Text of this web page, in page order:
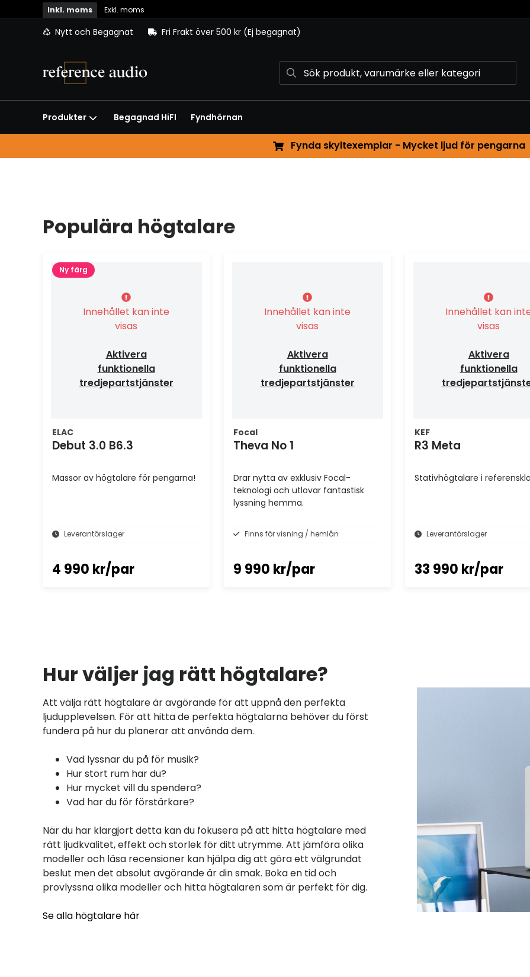
Inkl. moms Exkl. moms
Nytt och Begagnat Fri Frakt över 500 kr (Ej begagnat)
Produkter Begagnad HiFI Fyndhörnan
Fynda skyltexemplar - Mycket ljud för pengarna
Populära högtalare
Ny färg
Innehållet kan inte
visas
Aktivera
funktionella
tredjepartstjänster
ELAC
Debut 3.0 B6.3
Massor av högtalare för pengarna!
Leverantörslager
4 990 kr/par
Innehållet kan inte
visas
Aktivera
funktionella
tredjepartstjänster
Focal
Theva No 1
Drar nytta av exklusiv Focal-
teknologi och utlovar fantastisk
lyssning hemma.
Finns för visning / hemlån
9 990 kr/par
Innehållet kan
visas
Aktivera
funktionella
KEF
R3 Meta
Stativhögtalare i
Leverantörslager
33 990 kr/par
Hur väljer jag rätt högtalare?
Att välja rätt högtalare är avgörande för att uppnå den perfekta
ljudupplevelsen. För att hitta de perfekta högtalarna behöver du först
fundera på hur du planerar att använda dem.
Vad lyssnar du på för musik?
Hur stort rum har du?
Hur mycket vill du spendera?
Vad har du för förstärkare?
När du har klargjort detta kan du fokusera på att hitta högtalare med
rätt ljudkvalitet, effekt och storlek för ditt utrymme. Att jämföra olika
modeller och läsa recensioner kan hjälpa dig att göra ett välgrundat
beslut men det absolut avgörande är din smak. Boka en tid och
provlyssna olika modeller och hitta högtalaren som är perfekt för dig.
Se alla högtalare här